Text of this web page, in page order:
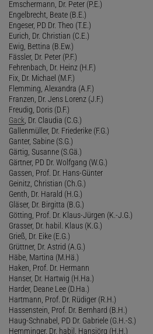
Emschermann, Dr. Peter (P.E.)
Engelbrecht, Beate (B.E.)
Engeser, PD Dr. Theo (T.E.)
Eurich, Dr. Christian (C.E.)
Ewig, Bettina (B.Ew.)
Fässler, Dr. Peter (P.F.)
Fehrenbach, Dr. Heinz (H.F.)
Fix, Dr. Michael (M.F.)
Flemming, Alexandra (A.F.)
Franzen, Dr. Jens Lorenz (J.F.)
Freudig, Doris (D.F.)
Gack , Dr. Claudia (C.G.)
Gallenmüller, Dr. Friederike (F.G.)
Ganter, Sabine (S.G.)
Gärtig, Susanne (S.Gä.)
Gärtner, PD Dr. Wolfgang (W.G.)
Gassen, Prof. Dr. Hans-Günter
Geinitz, Christian (Ch.G.)
Genth, Dr. Harald (H.G.)
Gläser, Dr. Birgitta (B.G.)
Götting, Prof. Dr. Klaus-Jürgen (K.-J.G.)
Grasser, Dr. habil. Klaus (K.G.)
Grieß, Dr. Eike (E.G.)
Grüttner, Dr. Astrid (A.G.)
Häbe, Martina (M.Hä.)
Haken, Prof. Dr. Hermann
Hanser, Dr. Hartwig (H.Ha.)
Harder, Deane Lee (D.Ha.)
Hartmann, Prof. Dr. Rüdiger (R.H.)
Hassenstein, Prof. Dr. Bernhard (B.H.)
Haug-Schnabel, PD Dr. Gabriele (G.H.-S.)
Hemminger, Dr. habil. Hansjörg (H.H.)